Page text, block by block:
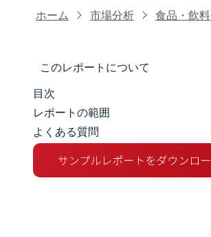
ホーム 市場分析 食品・飲
このレポートについて
マーケットスナップショット
市場概要
主な市場動向
目次
レポートの範囲
よくある質問